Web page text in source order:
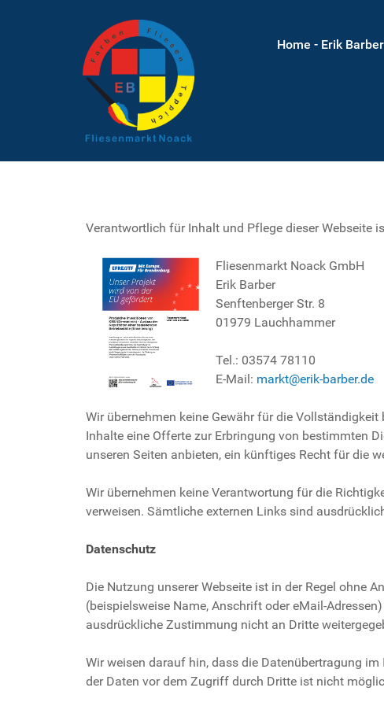
Home - Erik Barber
Verantwortlich für Inhalt und Pflege dieser Webseite
Fliesenmarkt Noack GmbH
Erik Barber
Senftenberger Str. 8
01979 Lauchhammer
Tel.: 03574 78110
E-Mail: markt@erik-barber.de
Wir übernehmen keine Gewähr für die
Inhalte eine Offerte zur Erbringung von bestimmten
unseren Seiten anbieten, ein künftiges Recht für die
Wir übernehmen keine Verantwortung für die
verweisen. Sämtliche externen Links sind
Datenschutz
Die Nutzung unserer Webseite ist in der Regel ohne
(beispielsweise Name, Anschrift oder eMail-
ausdrückliche Zustimmung nicht an Dritte
Wir weisen darauf hin, dass die Datenübertragung
der Daten vor dem Zugriff durch Dritte ist nicht